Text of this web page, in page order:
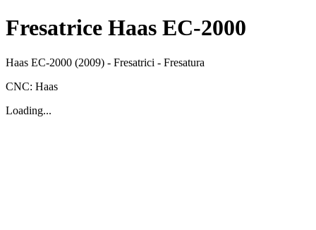
Fresatrice Haas EC-2000
Haas EC-2000 (2009) - Fresatrici - Fresatura
CNC: Haas
Loading...